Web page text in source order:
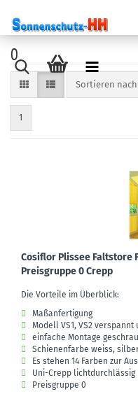
0
Sortieren nach
Sortieren nach
1
Cosiflor Plissee Faltstore
Preisgruppe 0 Crepp
Die Vorteile im Überblick:
Maßanfertigung
Modell VS1, VS2
einfache Montage
Schienenfarbe weiss,
Es stehen 14 Farben zur
Uni-Crepp lichtdurchlässig
Preisgruppe 0